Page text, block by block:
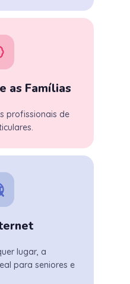
as Famílias
profissionais de
lugar, a
para seniores e